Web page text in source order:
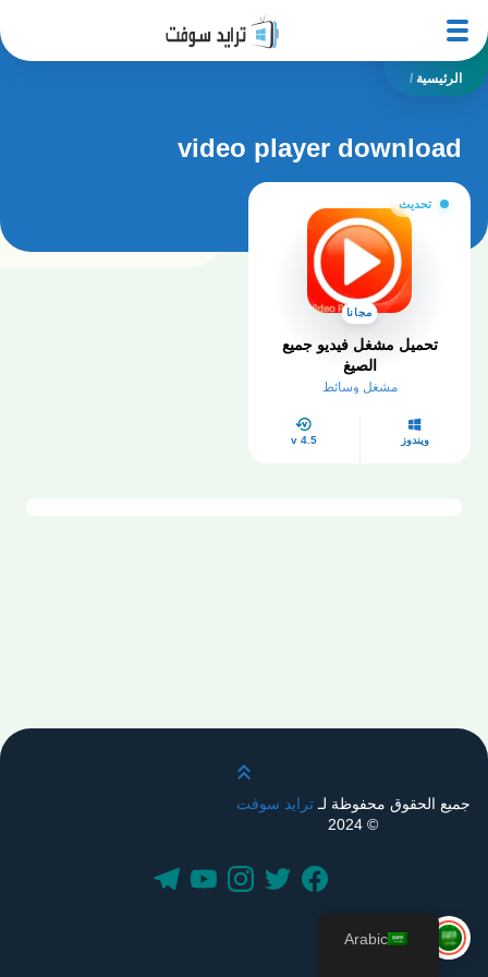
الرئيسية /
video player download
تحديث
مجانا
تحميل مشغل فيديو جميع
الصيغ
مشغل وسائط
ويندوز 4.5 v
قم بالتمرير لأعلى
جميع الحقوق محفوظة لـترايد سوفت
© 2024
Arabic